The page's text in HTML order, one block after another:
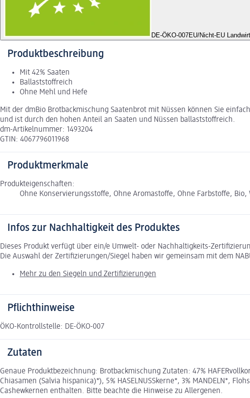
DE-ÖKO-007EU/Nicht-EU
Produktbeschreibung
Mit 42% Saaten
Ballaststoffreich
Ohne Mehl und Hefe
Mit der dmBio Brotbackmischung Saatenbrot mit Nüssen können Sie
und ist durch den hohen Anteil an Saaten und Nüssen ballaststoffreich.
dm-Artikelnummer: 1493204
GTIN: 4067796011968
Produktmerkmale
Produkteigenschaften:
Ohne Konservierungsstoffe, Ohne Aromastoffe, Ohne Farbstoffe,
Infos zur Nachhaltigkeit des Produktes
Dieses Produkt verfügt über ein/e Umwelt- oder Nachhaltigkeits-
Die Auswahl der Zertifizierungen/Siegel haben wir gemeinsam mit dem
Mehr zu den Siegeln und Zertifizierungen
Pflichthinweise
ÖKO-Kontrollstelle: DE-ÖKO-007
Zutaten
Genaue Produktbezeichnung: Brotbackmischung Zutaten: 47%
Chiasamen (Salvia hispanica)*), 5% HASELNUSSkerne*, 3% MANDELN*,
Cashewkernen enthalten. Bitte beachte die Hinweise zu Allergenen.